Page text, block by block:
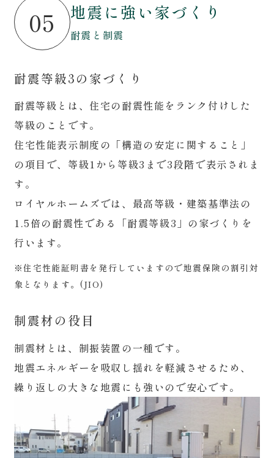
05 地震に強い家づくり
耐震と制震
耐震等級3の家づくり
耐震等級とは、住宅の耐震性能をランク付けした
等級のことです。
住宅性能表示制度の「構造の安定に関すること」
の項目で、等級1から等級3まで3段階で表示されま
す。
ロイヤルホームズでは、最高等級・建築基準法の
1.5倍の耐震性である「耐震等級3」の家づくりを
行います。
※住宅性能証明書を発行していますので地震保険の割引対
象となります。(JIO)
制震材の役目
制震材とは、制振装置の一種です。
地震エネルギーを吸収し揺れを軽減させるため、
繰り返しの大きな地震にも強いので安心です。